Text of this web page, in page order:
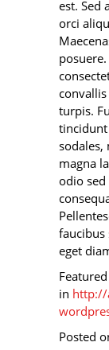
est. Sed
orci
turpis.
sodales,
magna
odio
faucibus
eget
Featured
in http://
Posted